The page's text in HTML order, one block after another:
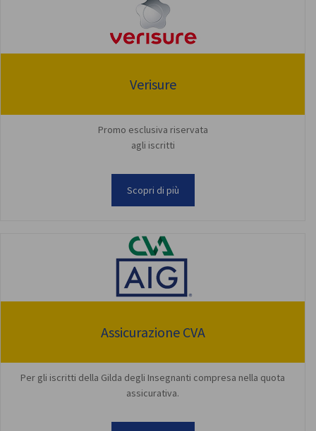
Verisure
Promo esclusiva riservata
agli iscritti
Scopri di più
Assicurazione CVA
Per gli iscritti della Gilda degli Insegnanti compresa nella quota
assicurativa.